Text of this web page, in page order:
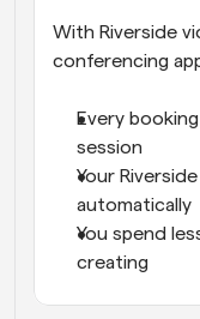
With Riverside
conferencing
Every
session
Your
automatically
You spend
creating